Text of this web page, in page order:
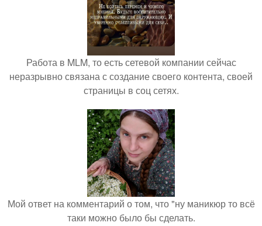
Работа в MLM, то есть сетевой компании сейчас
неразрывно связана с создание своего контента, своей
страницы в соц сетях.
Мой ответ на комментарий о том, что "ну маникюр то всё
таки можно было бы сделать.